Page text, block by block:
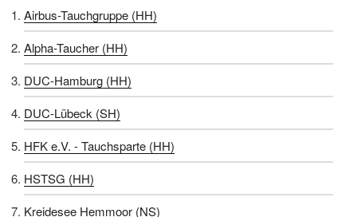
Airbus-Tauchgruppe (HH)
Alpha-Taucher (HH)
DUC-Hamburg (HH)
DUC-Lübeck (SH)
HFK e.V. - Tauchsparte (HH)
HSTSG (HH)
Kreidesee Hemmoor (NS)